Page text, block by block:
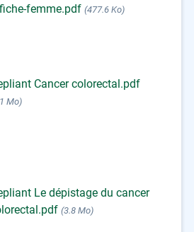
femme.pdf (477.6 Ko)
Mo)
(3.8 Mo)